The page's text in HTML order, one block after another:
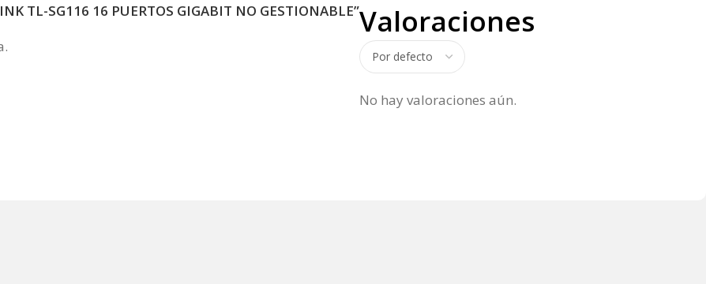
Valoraciones
No hay valoraciones aún.
TL-SG116 16 PUERTOS GIGABIT NO GESTIONABLE”